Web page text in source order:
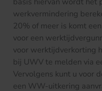
werkvermindering
20% of meer is komt
voor een
voor werktijdverkorting
bij UWV te melden via
Vervolgens kunt u voor
een WW-uitkering